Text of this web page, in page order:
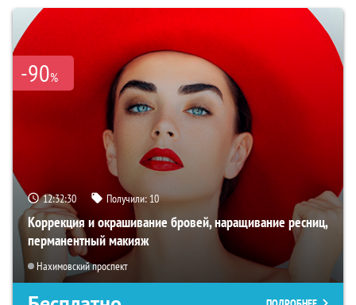
-90%
12:32:29 Получили:10
Коррекция и окрашивание бровей, наращивание ресниц,
перманентный макияж
Нахимовский проспект